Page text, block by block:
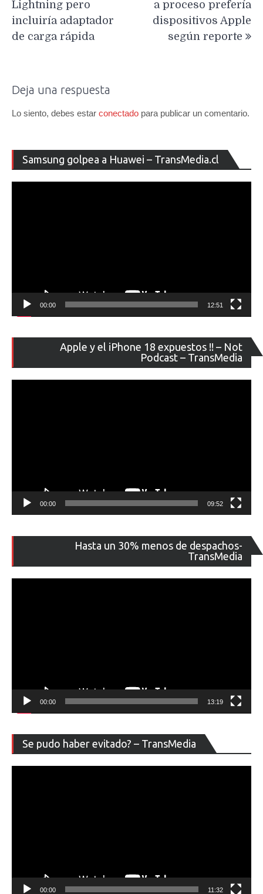
Lightning pero
incluiría adaptador
de carga rápida
a proceso prefería
dispositivos Apple
según reporte
Deja una respuesta
Lo siento, debes estar conectado para publicar un comentario.
Samsung golpea a Huawei – TransMedia.cl
de
00:00 12:51
Apple y el iPhone 18 expuestos !! – Not
Podcast – TransMedia
de
00:00 09:52
Hasta un 30% menos de despachos-
TransMedia
de
00:00 13:19
Se pudo haber evitado? – TransMedia
de
00:00 11:32